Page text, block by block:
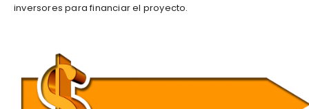
inversores para financiar el proyecto.